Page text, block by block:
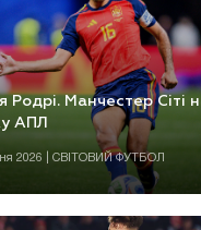
Родрі. Манчестер Сіті
АПЛ
2026 | СВІТОВИЙ ФУТБОЛ